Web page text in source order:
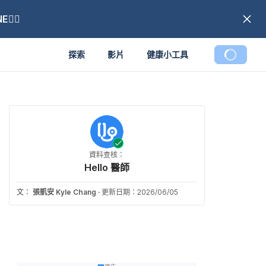
探索 影片 健康小工具
資料查核：
Hello 醫師
文： 張凱安 Kyle Chang · 更新日期：2026/06/05